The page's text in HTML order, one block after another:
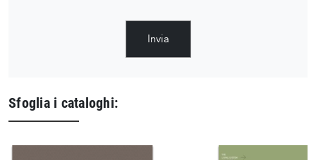
Invia
Sfoglia i cataloghi: